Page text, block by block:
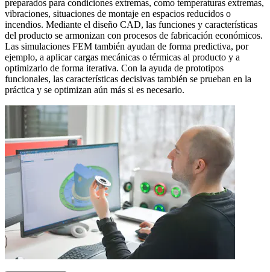
preparados para condiciones extremas, como temperaturas extremas,
vibraciones, situaciones de montaje en espacios reducidos o
incendios. Mediante el diseño CAD, las funciones y características
del producto se armonizan con procesos de fabricación económicos.
Las simulaciones FEM también ayudan de forma predictiva, por
ejemplo, a aplicar cargas mecánicas o térmicas al producto y a
optimizarlo de forma iterativa. Con la ayuda de prototipos
funcionales, las características decisivas también se prueban en la
práctica y se optimizan aún más si es necesario.